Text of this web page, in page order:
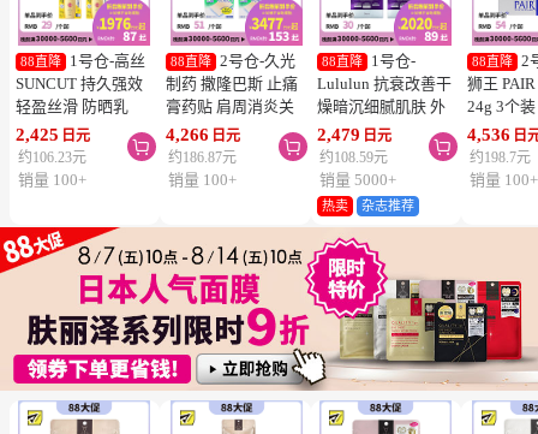
88直降
1号仓-高丝
SUNCUT 持久强效
轻盈丝滑 防晒乳
SPF50+ PA++++
50ml 3个装 阻隔紫
外线 持久耐水 户外
2,425 日元
约106.23元

销量 100+
88直降
2号仓-久光
制药 撒隆巴斯 止痛
膏药贴 肩周消炎关
节颈椎疼 4.6×7.2cm
120贴 3个装【第3类
医药品】
4,266 日元
约186.87元

销量 100+
88直降
1号仓-
Lululun 抗衰改善干
燥暗沉细腻肌肤 外
泌体精华液保湿面膜
7片 3个装 Exosome
增加肌肤弹力透明感
2,479 日元
约108.59元

销量 5000+
热卖 杂志推荐
88直降
2
狮王
24g 3个
疮 去痘
舒缓炎症
类医药品
4,536 日
约198.7元
销量 100+